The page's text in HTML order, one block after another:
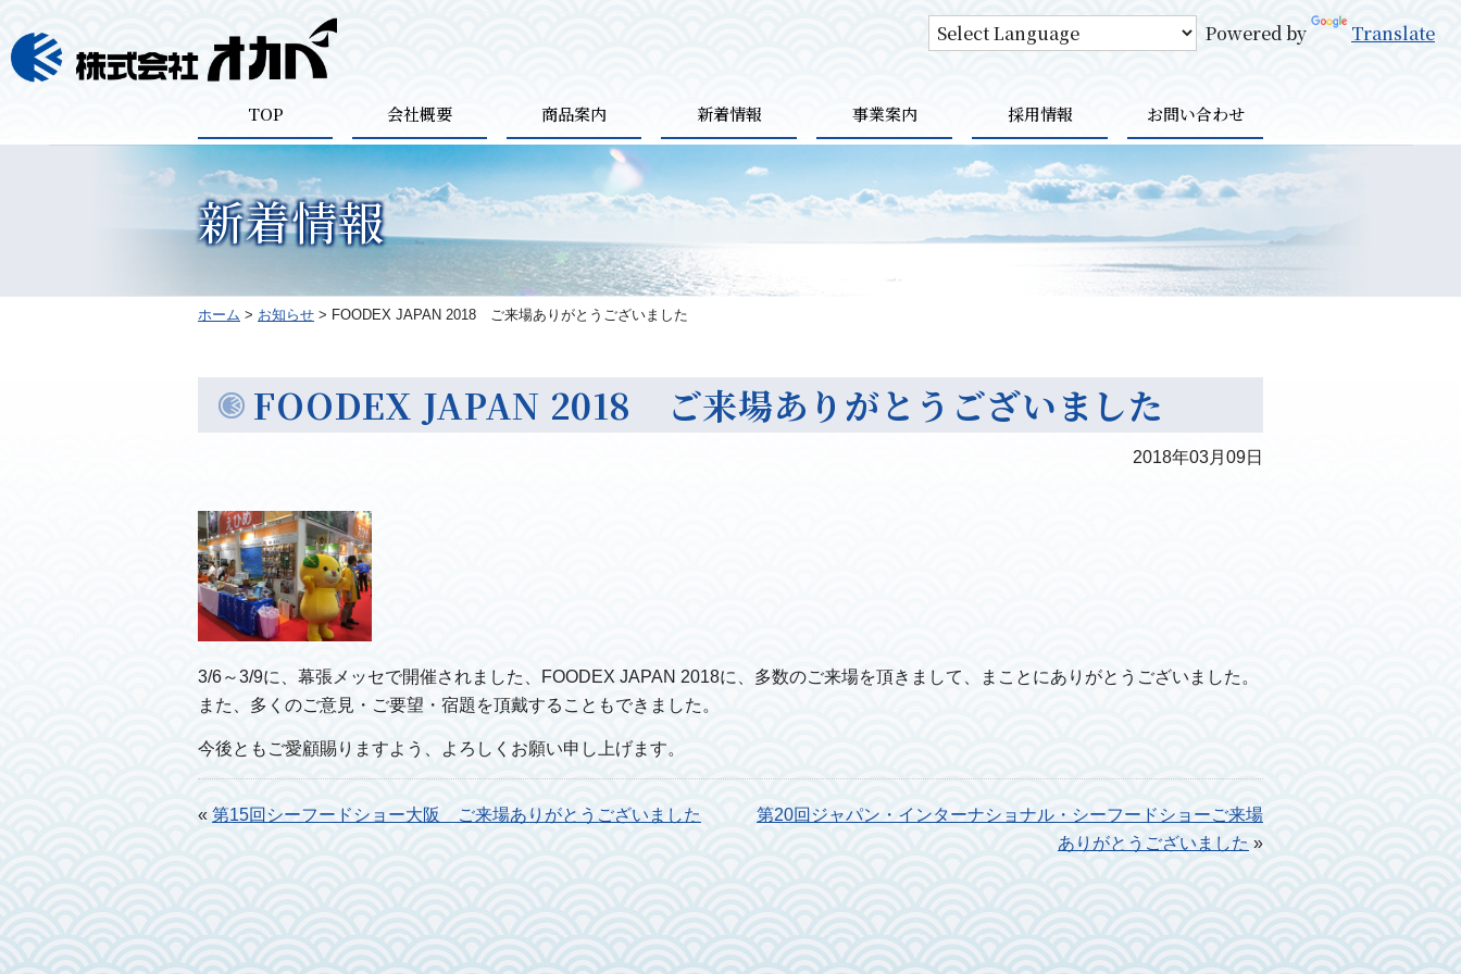
TOP 会社概要 商品案内 新着情報 事業案内 採用情報 お問い合わせ
Powered by Translate
新着情報
ホーム > お知らせ > FOODEX JAPAN 2018 ご来場ありがとうございました
FOODEX JAPAN 2018 ご来場ありがとうございました
2018年03月09日
3/6～3/9に、幕張メッセで開催されました、FOODEX JAPAN 2018に、多数のご来場を頂きまして、まことにありがとうございました。
また、多くのご意見・ご要望・宿題を頂戴することもできました。
今後ともご愛顧賜りますよう、よろしくお願い申し上げます。
« 第15回シーフードショー大阪 ご来場ありがとうございました
第20回ジャパン・インターナショナル・シーフードショーご来場
ありがとうございました »